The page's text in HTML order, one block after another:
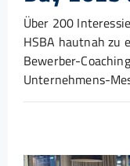
Über 200
HSBA hautnah zu
Bewerber-
Unternehmens-